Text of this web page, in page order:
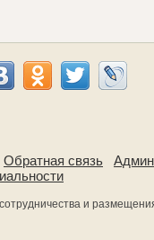
Обратная связь
и